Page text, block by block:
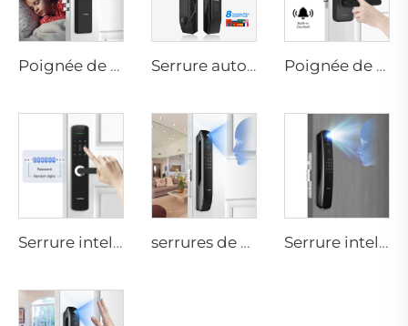
Poignée de serrure de porte biométrique à empreintes digitales pour domicile Tuya T15 Serrure automatique intelligente à empreintes digitales avec scan facial D7pro Poignée de porte Bluetooth avec mot de passe numérique Wifi et empreinte digitale Tenon K8
Serrure intelligente numérique avec empreinte digitale, levier, anneau, carte à puce Tenon E3 serrures de porte résidentielle à reconnaissance faciale 3D et à empreinte digitale Tenon A6 Pro Serrure intelligente à empreinte digitale et à reconnaissance automatique par ID facial avec caméra Wifi Tuya Tenon A9 Pro